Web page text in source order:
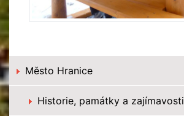
Město Hranice
Historie, památky a zajímavosti